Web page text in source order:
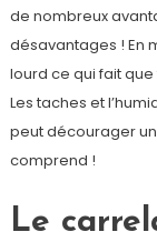
de nombreux
désavantages ! En
lourd ce qui fait
Les taches et
peut décourager
comprend !
Le